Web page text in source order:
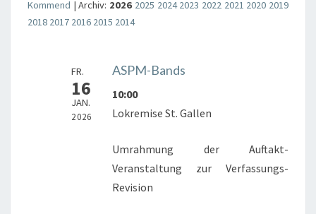
Kommend | Archiv: 2026 2025 2024 2023 2022 2021 2020 2019
2018 2017 2016 2015 2014
FR.
16
JAN.
2026
ASPM-Bands
10:00
Lokremise St. Gallen
Umrahmung der Auftakt-
Veranstaltung zur Verfassungs-
Revision